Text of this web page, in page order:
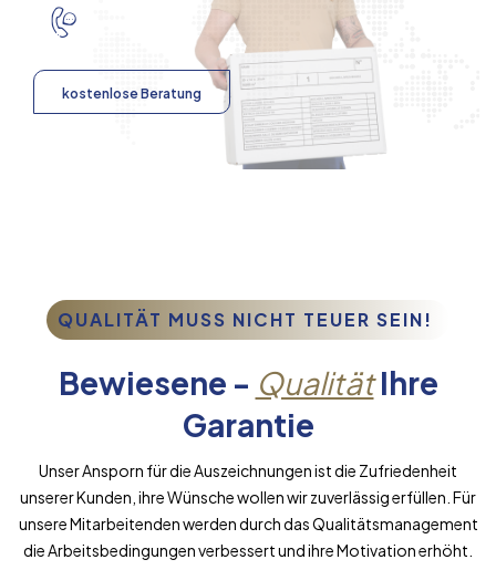
kostenlose Beratung
QUALITÄT MUSS NICHT TEUER SEIN!
Bewiesene - QualitätIhre
Garantie
Unser Ansporn für die Auszeichnungen ist die Zufriedenheit
unserer Kunden, ihre Wünsche wollen wir zuverlässig erfüllen. Für
unsere Mitarbeitenden werden durch das Qualitätsmanagement
die Arbeitsbedingungen verbessert und ihre Motivation erhöht.